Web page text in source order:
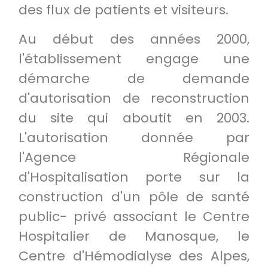
des flux de patients et visiteurs.
Au début des années 2000,
l'établissement engage une
démarche de demande
d'autorisation de reconstruction
du site qui aboutit en 2003.
L'autorisation donnée par
l'Agence Régionale
d'Hospitalisation porte sur la
construction d'un pôle de santé
public- privé associant le Centre
Hospitalier de Manosque, le
Centre d'Hémodialyse des Alpes,